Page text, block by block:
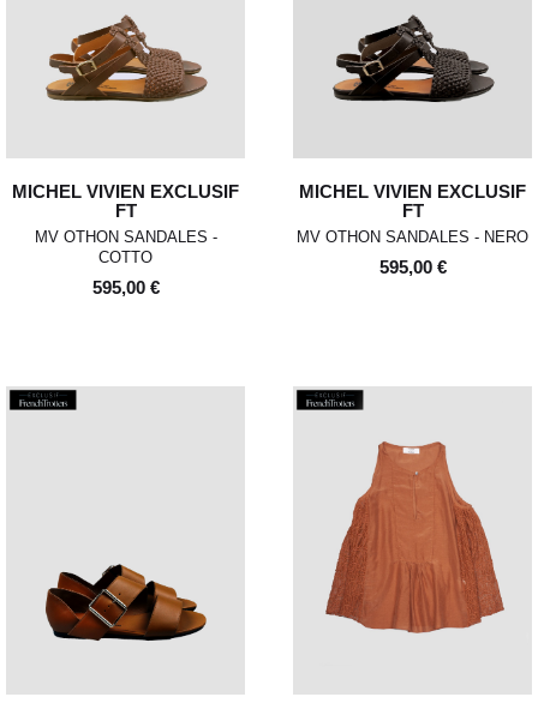
MICHEL VIVIEN EXCLUSIF
FT
MV OTHON SANDALES -
COTTO
595,00 €
MICHEL VIVIEN EXCLUSIF
FT
MV OTHON SANDALES - NERO
595,00 €